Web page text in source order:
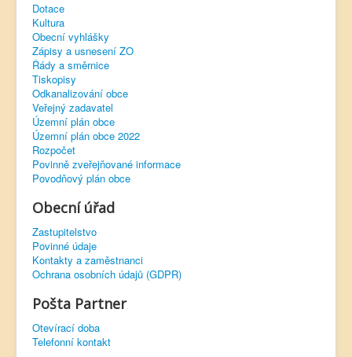
Dotace
Kultura
Obecní vyhlášky
Zápisy a usnesení ZO
Řády a směrnice
Tiskopisy
Odkanalizování obce
Veřejný zadavatel
Územní plán obce
Územní plán obce 2022
Rozpočet
Povinně zveřejňované informace
Povodňový plán obce
Obecní úřad
Zastupitelstvo
Povinné údaje
Kontakty a zaměstnanci
Ochrana osobních údajů (GDPR)
Pošta Partner
Otevírací doba
Telefonní kontakt